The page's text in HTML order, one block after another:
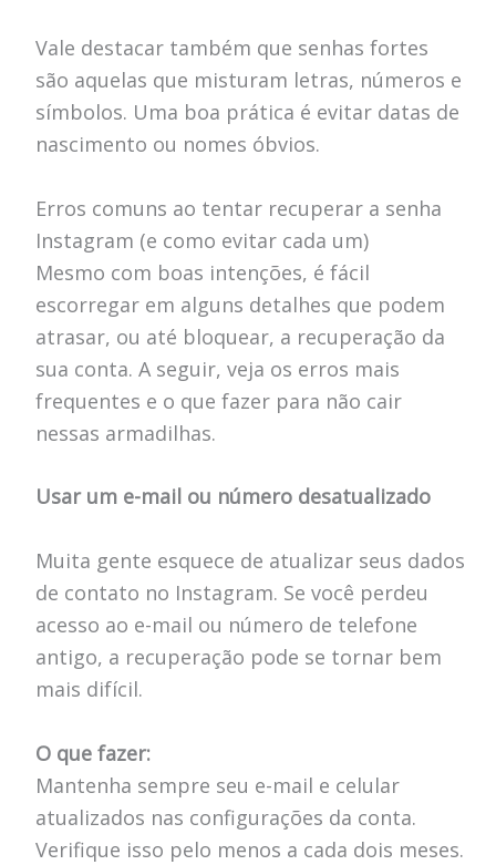
Vale destacar também que senhas fortes
são aquelas que misturam letras, números e
símbolos. Uma boa prática é evitar datas de
nascimento ou nomes óbvios.
Erros comuns ao tentar recuperar a senha
Instagram (e como evitar cada um)
Mesmo com boas intenções, é fácil
escorregar em alguns detalhes que podem
atrasar, ou até bloquear, a recuperação da
sua conta. A seguir, veja os erros mais
frequentes e o que fazer para não cair
nessas armadilhas.
Usar um e-mail ou número desatualizado
Muita gente esquece de atualizar seus dados
de contato no Instagram. Se você perdeu
acesso ao e-mail ou número de telefone
antigo, a recuperação pode se tornar bem
mais difícil.
O que fazer:
Mantenha sempre seu e-mail e celular
atualizados nas configurações da conta.
Verifique isso pelo menos a cada dois meses.